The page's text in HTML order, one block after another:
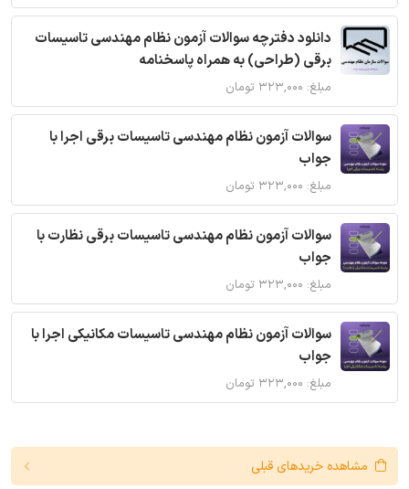
دانلود دفترچه سوالات آزمون نظام مهندسی تاسیسات
برقی (طراحی) به همراه پاسخنامه
مبلغ: ۳۲۳,۰۰۰ تومان
سوالات آزمون نظام مهندسی تاسیسات برقی اجرا با
جواب
مبلغ: ۳۲۳,۰۰۰ تومان
سوالات آزمون نظام مهندسی تاسیسات برقی نظارت با
جواب
مبلغ: ۳۲۳,۰۰۰ تومان
سوالات آزمون نظام مهندسی تاسیسات مکانیکی اجرا با
جواب
مبلغ: ۳۲۳,۰۰۰ تومان
مشاهده خریدهای قبلی